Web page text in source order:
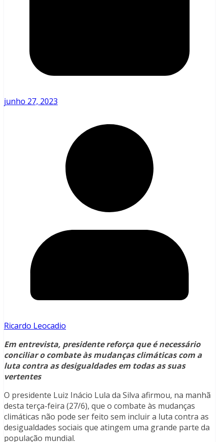
junho 27, 2023
Ricardo Leocadio
Em entrevista, presidente reforça que é necessário
conciliar o combate às mudanças climáticas com a
luta contra as desigualdades em todas as suas
vertentes
O presidente Luiz Inácio Lula da Silva afirmou, na manhã
desta terça-feira (27/6), que o combate às mudanças
climáticas não pode ser feito sem incluir a luta contra as
desigualdades sociais que atingem uma grande parte da
população mundial.